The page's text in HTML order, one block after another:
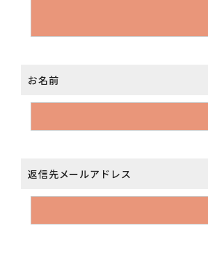
お名前
返信先メールアドレス